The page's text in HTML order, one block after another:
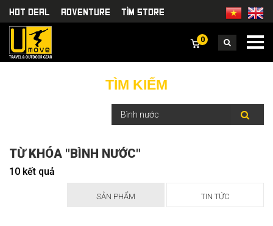
HOT DEAL Adventure TÌm Store
0
TÌM KIẾM
TỪ KHÓA "BÌNH NƯỚC"
10 kết quả
SẢN PHẨM TIN TỨC